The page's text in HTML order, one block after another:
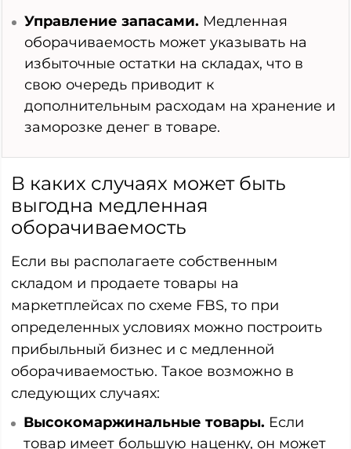
Управление запасами. Медленная
оборачиваемость может указывать на
избыточные остатки на складах, что в
свою очередь приводит к
дополнительным расходам на хранение и
заморозке денег в товаре.
В каких случаях может быть
выгодна медленная
оборачиваемость
Если вы располагаете собственным
складом и продаете товары на
маркетплейсах по схеме FBS, то при
определенных условиях можно построить
прибыльный бизнес и с медленной
оборачиваемостью. Такое возможно в
следующих случаях:
Высокомаржинальные товары. Если
товар имеет большую наценку, он может